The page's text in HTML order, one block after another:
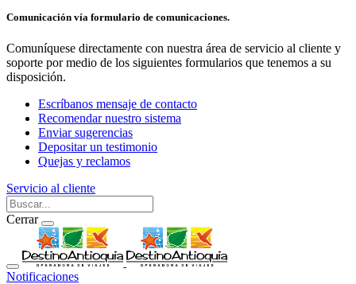
Comunicación vía formulario de comunicaciones.
Comuníquese directamente con nuestra área de servicio al cliente y
soporte por medio de los siguientes formularios que tenemos a su
disposición.
Escríbanos mensaje de contacto
Recomendar nuestro sistema
Enviar sugerencias
Depositar un testimonio
Quejas y reclamos
Servicio al cliente
Cerrar
Notificaciones